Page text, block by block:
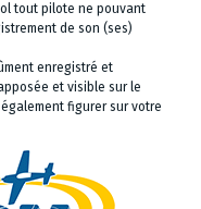
tout pilote ne pouvant
de son (ses)
enregistré et
et visible sur le
figurer sur votre